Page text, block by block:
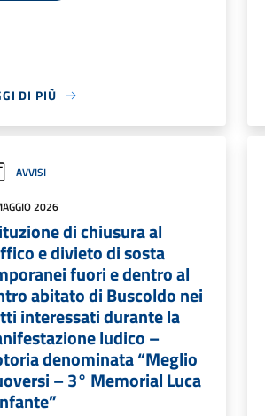
DI PIÙ
AVVISI
2026
di chiusura al
e divieto di sosta
fuori e dentro al
abitato di Buscoldo nei
interessati durante la
ludico –
denominata “Meglio
– 3° Memorial Luca